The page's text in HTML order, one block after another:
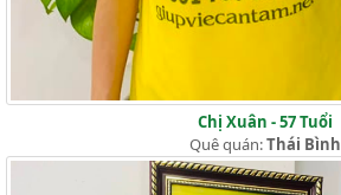
Chị Xuân - 57 Tuổi
Quê quán:Thái Bình